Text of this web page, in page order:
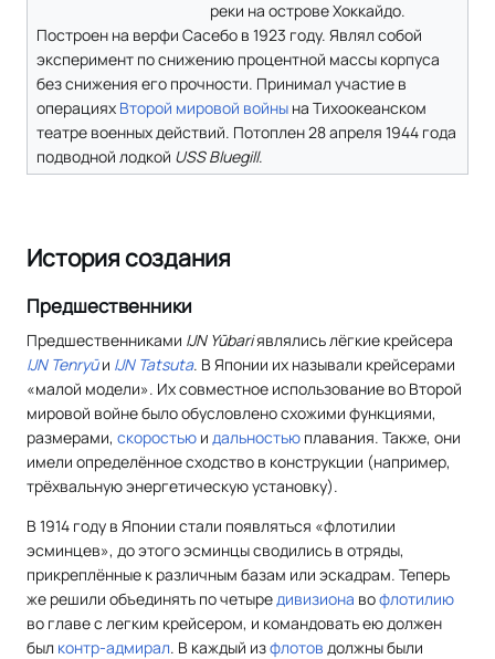
реки на острове Хоккайдо.
Построен на верфи Сасебо в 1923 году. Являл собой
эксперимент по снижению процентной массы корпуса
без снижения его прочности. Принимал участие в
операциях Второй мировой войны на Тихоокеанском
театре военных действий. Потоплен 28 апреля 1944 года
подводной лодкой USS Bluegill.
История создания
Предшественники
Предшественниками IJN Yūbariявлялись лёгкие крейсера
IJN Tenryūи IJN Tatsuta. В Японии их называли крейсерами
«малой модели». Их совместное использование во Второй
мировой войне было обусловлено схожими функциями,
размерами, скоростью и дальностью плавания. Также, они
имели определённое сходство в конструкции (например,
трёхвальную энергетическую установку).
В 1914 году в Японии стали появляться «флотилии
эсминцев», до этого эсминцы сводились в отряды,
прикреплённые к различным базам или эскадрам. Теперь
же решили объединять по четыре дивизиона вофлотилию
во главе с легким крейсером, и командовать ею должен
был контр-адмирал. В каждый изфлотов должны были